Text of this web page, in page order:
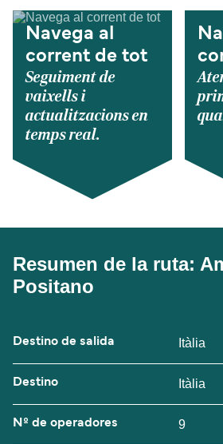
Navega al
corrent de tot
Seguiment de
vaixells i
actualitzacions en
temps real.
Resumen de la ruta:
Positano
Destino de salida Itàlia
Destino Itàlia
Nº de operadores 9